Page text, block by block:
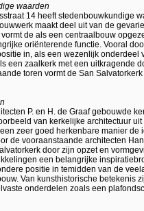
waarden
14 heeft stedenbouwkundige
maakt deel uit van de
de als een centraalbouw
oriënterende functie. Vooral
in, als een wezenlijk onderdeel
een zaalkerk met een uitkragende
toren vormt de San
P. en H. de Graaf gebouwde
van kerkelijke architectuur
zeer goed herkenbare manier
de vooraanstaande architecten
door zijn opzet en
een belangrijke
positie in temidden van de
Van kunsthistorische betekenis
onderdelen zoals een